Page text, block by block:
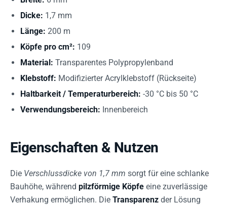
Dicke: 1,7 mm
Länge: 200 m
Köpfe pro cm²: 109
Material: Transparentes Polypropylenband
Klebstoff: Modifizierter Acrylklebstoff (Rückseite)
Haltbarkeit / Temperaturbereich: -30 °C bis 50 °C
Verwendungsbereich: Innenbereich
Eigenschaften & Nutzen
Die Verschlussdicke von 1,7 mm sorgt für eine schlanke
Bauhöhe, während pilzförmige Köpfe eine zuverlässige
Verhakung ermöglichen. Die Transparenz der Lösung